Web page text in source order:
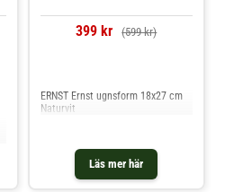
399 kr (599 kr)
Läs mer här
ERNST Ernst ugnsform 18x27 cm
Naturvit